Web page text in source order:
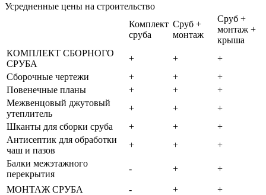
Усредненные цены на строительство
Комплект
сруба
Сруб +
монтаж
Сруб +
монтаж +
крыша
КОМПЛЕКТ СБОРНОГО
СРУБА
+ +
+
Сборочные чертежи
+ +
+
Повенечные планы
+ +
+
Межвенцовый джутовый
утеплитель
+ +
+
Шканты для сборки сруба
+ +
+
Антисептик для обработки
чаш и пазов
+ +
+
Балки межэтажного
перекрытия
- + +
МОНТАЖ СРУБА - +
+